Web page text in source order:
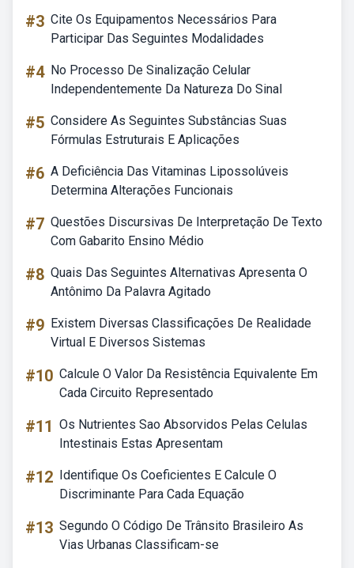
#3 Cite Os Equipamentos Necessários Para
Participar Das Seguintes Modalidades
#4 No Processo De Sinalização Celular
Independentemente Da Natureza Do Sinal
#5 Considere As Seguintes Substâncias Suas
Fórmulas Estruturais E Aplicações
#6 A Deficiência Das Vitaminas Lipossolúveis
Determina Alterações Funcionais
#7 Questões Discursivas De Interpretação De Texto
Com Gabarito Ensino Médio
#8 Quais Das Seguintes Alternativas Apresenta O
Antônimo Da Palavra Agitado
#9 Existem Diversas Classificações De Realidade
Virtual E Diversos Sistemas
#10 Calcule O Valor Da Resistência Equivalente Em
Cada Circuito Representado
#11 Os Nutrientes Sao Absorvidos Pelas Celulas
Intestinais Estas Apresentam
#12 Identifique Os Coeficientes E Calcule O
Discriminante Para Cada Equação
#13 Segundo O Código De Trânsito Brasileiro As
Vias Urbanas Classificam-se